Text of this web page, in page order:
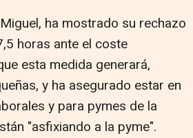
ha mostrado su rechazo
horas ante el coste
esta medida generará,
y ha asegurado estar en
y para pymes de la
"asfixiando a la pyme".